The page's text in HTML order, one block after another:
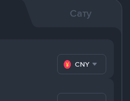
Сату
CNY